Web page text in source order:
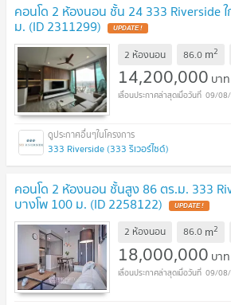
คอนโด 2 ห้องนอน ชั้น 24 333 Riverside
ม. (ID 2311299) UPDATE !
2 ห้องนอน 86.0 m2
14,200,000 บาท
09/
333 Riverside (333 ริเวอร์ไซด์)
คอนโด 2 ห้องนอน ชั้นสูง 86 ตร.ม. 333
บางโพ 100 ม. (ID 2258122) UPDATE !
2 ห้องนอน 86.0 m2
18,000,000 บาท
09/